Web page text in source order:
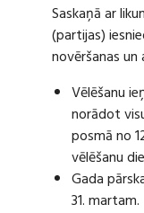
Saskaņā ar
(partijas)
novēršanas
Vēlēšanu
norādot
posmā no
vēlēšanu
Gada
31. martam.